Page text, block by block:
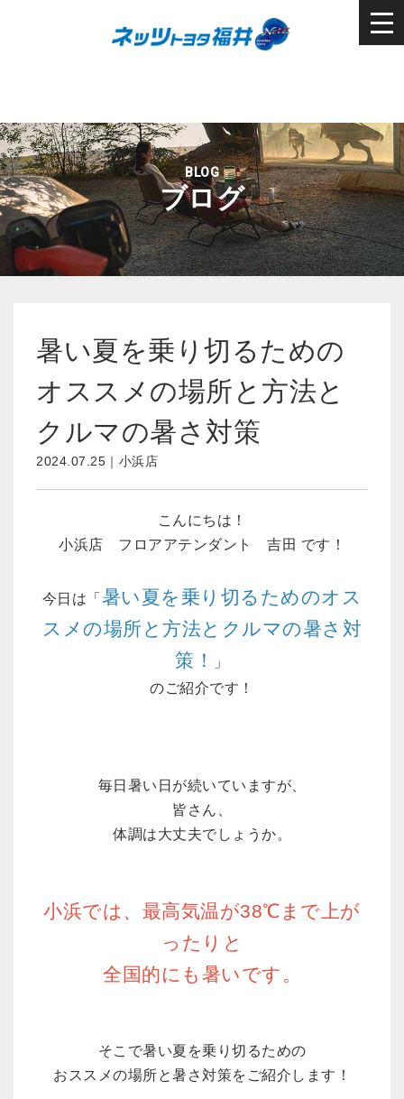
BLOG
ブログ
暑い夏を乗り切るための
オススメの場所と方法と
クルマの暑さ対策
2024.07.25｜小浜店
こんにちは！
小浜店 フロアアテンダント 吉田 です！
今日は「 暑い夏を乗り切るためのオス
スメの場所と方法とクルマの暑さ対
策！
」
のご紹介です！
毎日暑い日が続いていますが、
皆さん、
体調は大丈夫でしょうか。
小浜では、最高気温が38℃まで上が
ったりと
全国的にも暑いです。
そこで暑い夏を乗り切るための
おススメの場所と暑さ対策をご紹介します！